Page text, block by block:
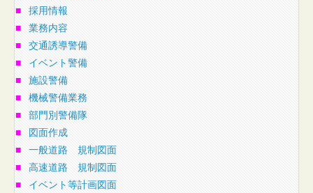
■
採用情報
■
業務内容
■
交通誘導警備
■
イベント警備
■
施設警備
■
機械警備業務
■
部門別警備隊
■
図面作成
■
一般道路 規制図面
■
高速道路 規制図面
■
イベント等計画図面